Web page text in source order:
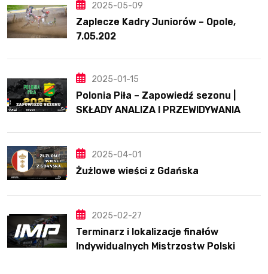
2025-05-09
Zaplecze Kadry Juniorów – Opole,
7.05.202
2025-01-15
Polonia Piła – Zapowiedź sezonu |
SKŁADY ANALIZA I PRZEWIDYWANIA
2025-04-01
Żużlowe wieści z Gdańska
2025-02-27
Terminarz i lokalizacje finałów
Indywidualnych Mistrzostw Polski